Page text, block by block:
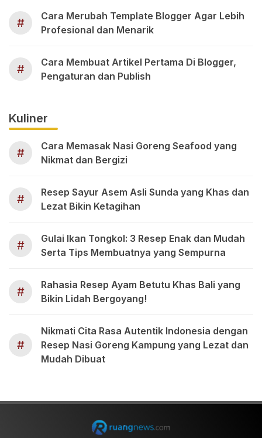
#
Cara Merubah Template Blogger Agar Lebih
Profesional dan Menarik
#
Cara Membuat Artikel Pertama Di Blogger,
Pengaturan dan Publish
Kuliner
#
Cara Memasak Nasi Goreng Seafood yang
Nikmat dan Bergizi
#
Resep Sayur Asem Asli Sunda yang Khas dan
Lezat Bikin Ketagihan
#
Gulai Ikan Tongkol: 3 Resep Enak dan Mudah
Serta Tips Membuatnya yang Sempurna
#
Rahasia Resep Ayam Betutu Khas Bali yang
Bikin Lidah Bergoyang!
#
Nikmati Cita Rasa Autentik Indonesia dengan
Resep Nasi Goreng Kampung yang Lezat dan
Mudah Dibuat